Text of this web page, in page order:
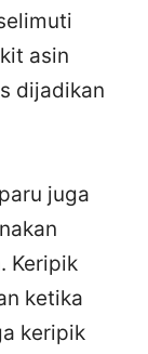
asin
dijadikan
juga
Keripik
ketika
keripik